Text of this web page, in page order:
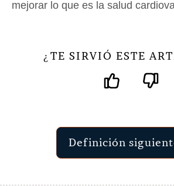
mejorar lo que es la salud
¿ TE SIRVIÓ ESTE
Definición